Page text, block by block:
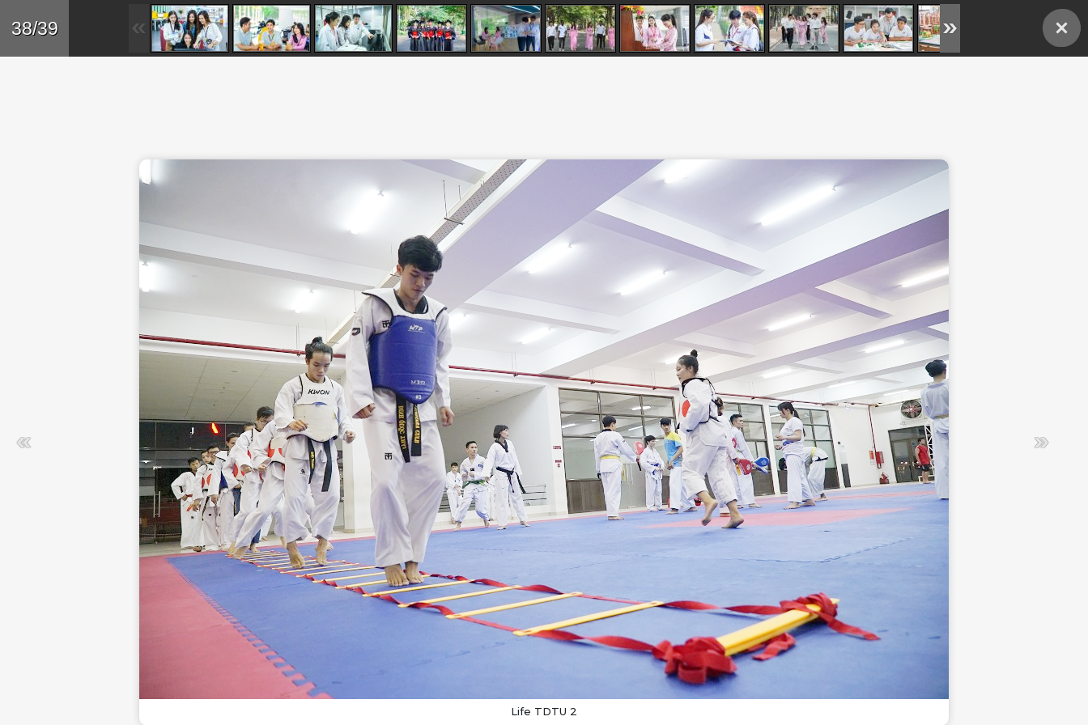
38/39 Trở lại
Life TDTU 2